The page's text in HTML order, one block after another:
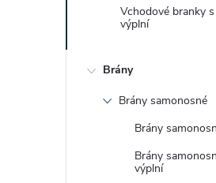
p
Vchodové branky
výplní
Brány
Brány samonosné
Brány
Brány
výplní